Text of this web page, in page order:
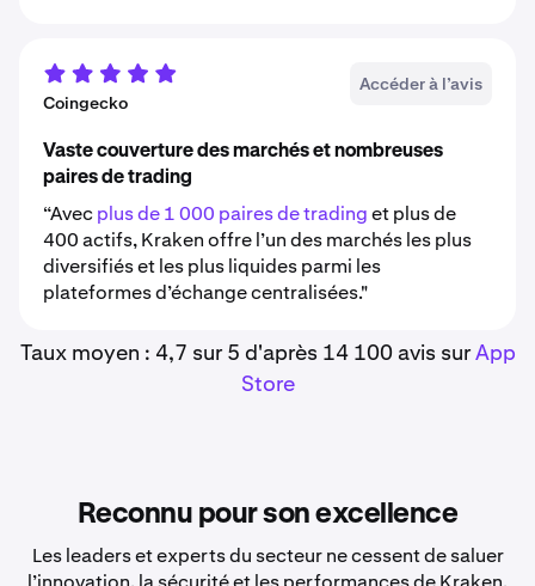
Coingecko
Accéder à l’avis
Vaste couverture des marchés et nombreuses
paires de trading
“Avecplus de 1 000 paires de tradinget plus de
400 actifs, Kraken offre l’un des marchés les plus
diversifiés et les plus liquides parmi les
plateformes d’échange centralisées."
Taux moyen : 4,7 sur 5 d'après 14 100 avis surApp
Store
Reconnu pour son excellence
Les leaders et experts du secteur ne cessent de saluer